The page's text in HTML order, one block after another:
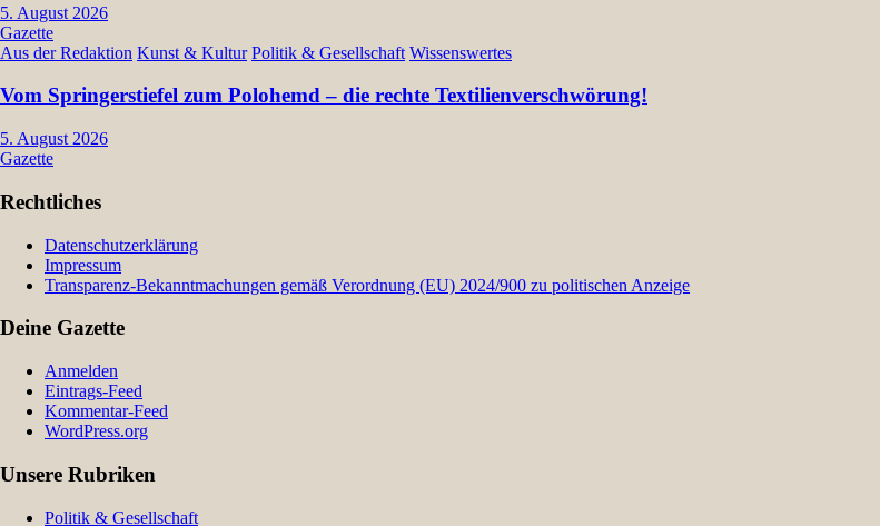
5. August 2026
Gazette
Aus der Redaktion Kunst & Kultur Politik & Gesellschaft Wissenswertes
Vom Springerstiefel zum Polohemd – die rechte Textilienverschwörung!
5. August 2026
Gazette
Rechtliches
Datenschutzerklärung
Impressum
Transparenz-Bekanntmachungen gemäß Verordnung (EU) 2024/900 zu politischen Anzeige
Deine Gazette
Anmelden
Eintrags-Feed
Kommentar-Feed
WordPress.org
Unsere Rubriken
Politik & Gesellschaft